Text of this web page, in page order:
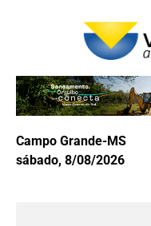
Campo Grande-MS
sábado, 8/08/2026